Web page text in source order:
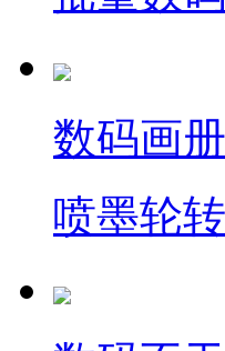
数码画册
喷墨轮